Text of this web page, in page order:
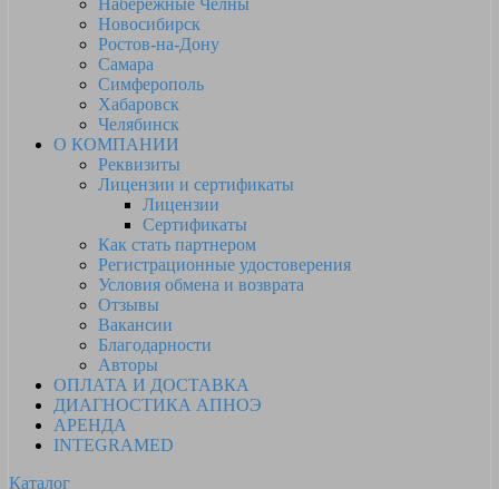
Набережные Челны
Новосибирск
Ростов-на-Дону
Самара
Симферополь
Хабаровск
Челябинск
О КОМПАНИИ
Реквизиты
Лицензии и сертификаты
Лицензии
Сертификаты
Как стать партнером
Регистрационные удостоверения
Условия обмена и возврата
Отзывы
Вакансии
Благодарности
Авторы
ОПЛАТА И ДОСТАВКА
ДИАГНОСТИКА АПНОЭ
АРЕНДА
INTEGRAMED
Каталог